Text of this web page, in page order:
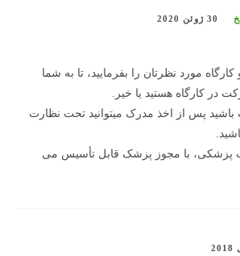
30 ژوئن 2020
مورد نظرتان را بفرمایید، تا به شما
در کارگاه هستید یا خیر.
پس از اخذ مدرک میتوانید تحت نظارت
پزشکی، با مجوز پزشک قابل تأسیس می